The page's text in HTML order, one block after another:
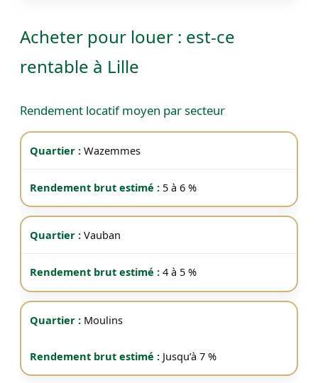
Acheter pour louer : est-ce
rentable à Lille
Rendement locatif moyen par secteur
Wazemmes
5 à 6 %
Vauban
4 à 5 %
Moulins
Jusqu’à 7 %